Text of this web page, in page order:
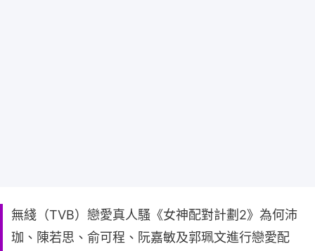
無綫（TVB）戀愛真人騷《女神配對計劃2》為何沛
珈、陳若思、俞可程、阮嘉敏及郭珮文進行戀愛配